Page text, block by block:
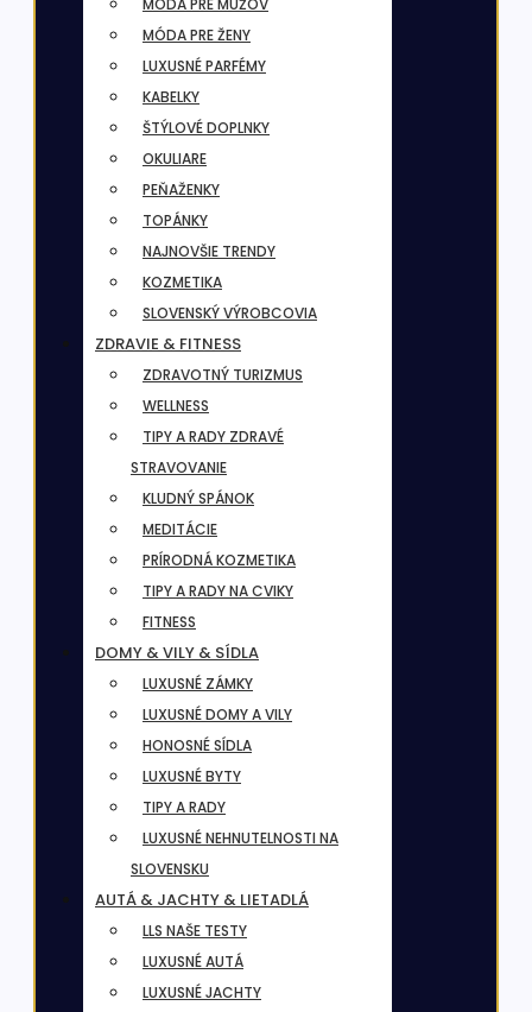
MÓDA PRE MUŽOV
MÓDA PRE ŽENY
LUXUSNÉ PARFÉMY
KABELKY
ŠTÝLOVÉ DOPLNKY
OKULIARE
PEŇAŽENKY
TOPÁNKY
NAJNOVŠIE TRENDY
KOZMETIKA
SLOVENSKÝ VÝROBCOVIA
ZDRAVIE & FITNESS
ZDRAVOTNÝ TURIZMUS
WELLNESS
TIPY A RADY ZDRAVÉ
STRAVOVANIE
KLUDNÝ SPÁNOK
MEDITÁCIE
PRÍRODNÁ KOZMETIKA
TIPY A RADY NA CVIKY
FITNESS
DOMY & VILY & SÍDLA
LUXUSNÉ ZÁMKY
LUXUSNÉ DOMY A VILY
HONOSNÉ SÍDLA
LUXUSNÉ BYTY
TIPY A RADY
LUXUSNÉ NEHNUTELNOSTI NA
SLOVENSKU
AUTÁ & JACHTY & LIETADLÁ
LLS NAŠE TESTY
LUXUSNÉ AUTÁ
LUXUSNÉ JACHTY